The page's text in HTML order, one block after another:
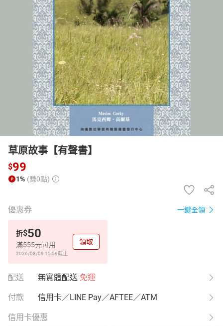
女裝 男裝 化妝保養 情趣用品
日本購物 電子/紙本書
HOT
草原故事【有聲書】
$99
1% (賺0點)
優惠券 一鍵全領
折$50
滿555元可用
2026/08/09 15:59截止
領取
配送 無實體配送 免運
付款 信用卡／LINE Pay／AFTEE／ATM
信用卡優惠